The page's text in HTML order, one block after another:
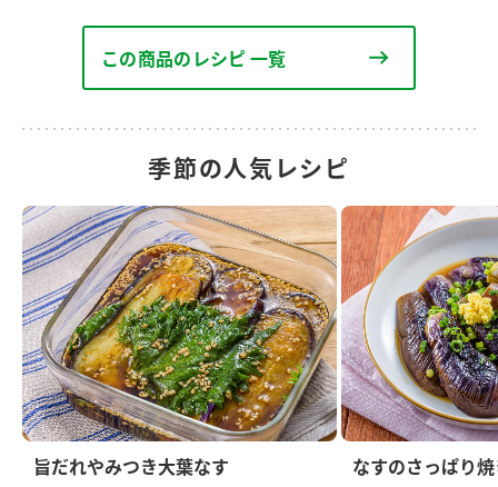
この商品のレシピ 一覧
季節の人気レシピ
旨だれやみつき大葉なす なすのさっぱり